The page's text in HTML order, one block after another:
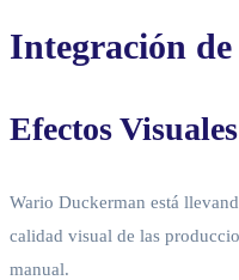
Integración
Efectos
Wario Duckerman está
calidad visual de las
manual.